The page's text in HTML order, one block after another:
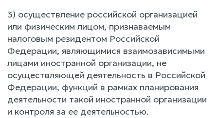
3) осуществление российской организацией
или физическим лицом, признаваемым
налоговым резидентом Российской
Федерации, являющимися взаимозависимыми
лицами иностранной организации, не
осуществляющей деятельность в Российской
Федерации, функций в рамках планирования
деятельности такой иностранной организации
и контроля за ее деятельностью.